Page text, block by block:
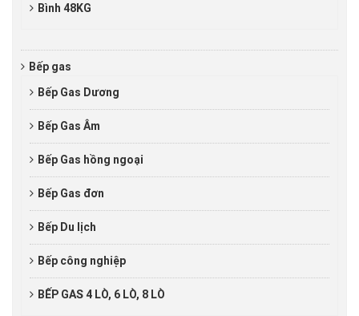
Bình 48KG
Bếp gas
Bếp Gas Dương
Bếp Gas Âm
Bếp Gas hồng ngoại
Bếp Gas đơn
Bếp Du lịch
Bếp công nghiệp
BẾP GAS 4 LÒ, 6 LÒ, 8 LÒ